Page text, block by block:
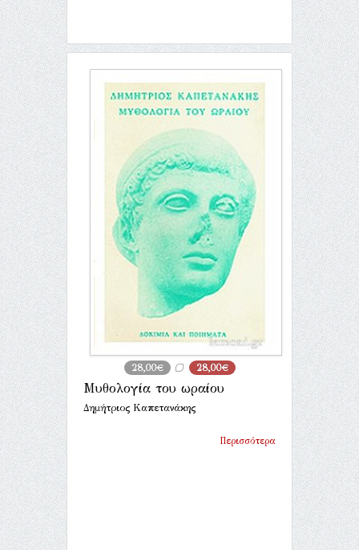
28,00€ 28,00€
Μυθολογία του ωραίου
Δημήτριος Καπετανάκης
Περισσότερα